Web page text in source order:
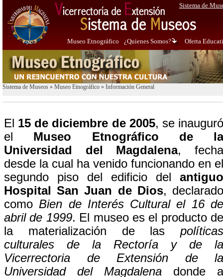
Sistema de
Museo Etnográfico ¿Quienes Somos? Oferta
Sistema de Museos » Museo Etnográfico » Información General
El 15 de diciembre de 2005, se
el
Museo Etnográfico de la
Universidad del Magdalena,
desde la cual ha venido funcionando en el
segundo piso del edificio del antiguo
Hospital San Juan de Dios,
comoBien de Interés Cultural el 16
abril de 1999. El museo es el producto de
la materialización de las políticas
culturales de la Rectoría y de la
Vicerrectoria de Extensión de la
Universidad del Magdalena donde a